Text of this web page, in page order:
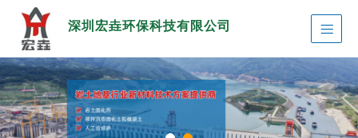
深圳宏垚环保科技有限公司